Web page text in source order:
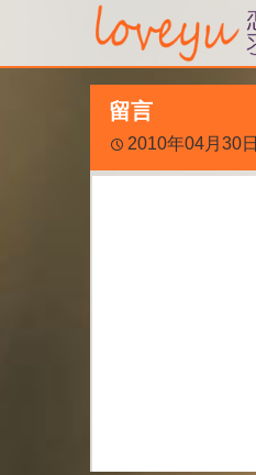
留言
2010年04月30日